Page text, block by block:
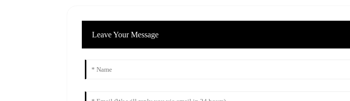
Leave Your Message